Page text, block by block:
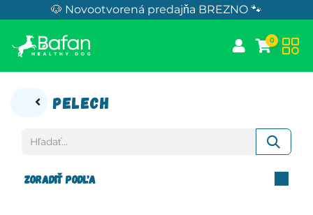
Skip to Content🐶 Novootvorená predajňa BREZNO 🐾
0
Pelech
Zoradiť podľa